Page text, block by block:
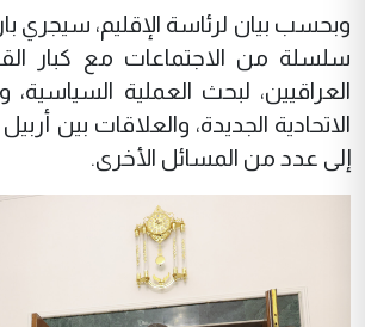
وبحسب بيان لرئاسة الإقليم، سيجري
سلسلة من الاجتماعات مع كبار
العراقيين، لبحث العملية
الاتحادية الجديدة، والعلاقات بين
إلى عدد من المسائل الأخرى.